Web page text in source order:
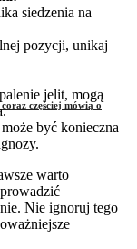
częściej mówią o
siedzenia na
pozycji, unikaj
jelit, mogą
być konieczna
warto
Nie ignoruj tego